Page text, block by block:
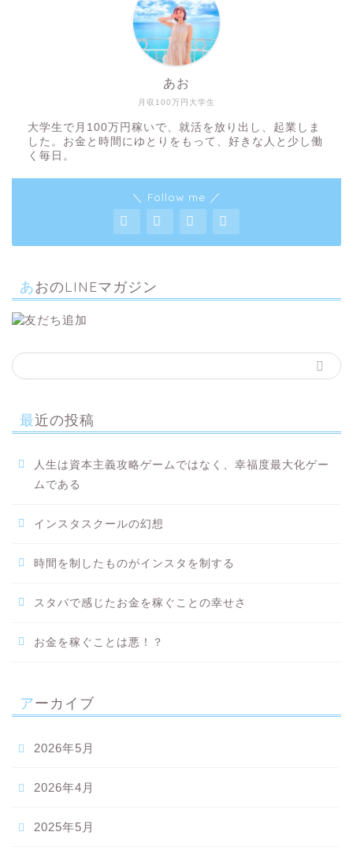
月収100万円大学生
あお
大学生で月100万円稼いで、就活を放り出し、起業しま
した。お金と時間にゆとりをもって、好きな人と少し働
く毎日。
＼ Follow me ／
あおのLINEマガジン
最近の投稿
人生は資本主義攻略ゲームではなく、幸福度最大化ゲー
ムである
インスタスクールの幻想
時間を制したものがインスタを制する
スタバで感じたお金を稼ぐことの幸せさ
お金を稼ぐことは悪！？
アーカイブ
2026年5月
2026年4月
2025年5月